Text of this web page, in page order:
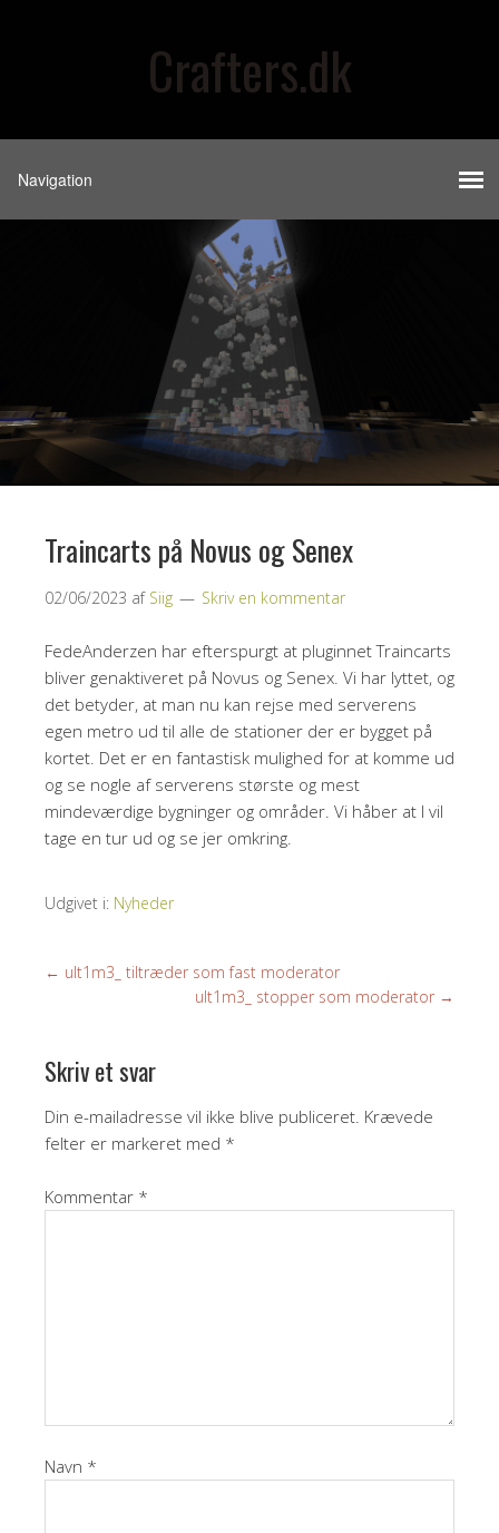
Crafters.dk
Traincarts på Novus og Senex
02/06/2023 af Siig Skriv en kommentar
FedeAnderzen har efterspurgt at pluginnet Traincarts
bliver genaktiveret på Novus og Senex. Vi har lyttet, og
det betyder, at man nu kan rejse med serverens
egen metro ud til alle de stationer der er bygget på
kortet. Det er en fantastisk mulighed for at komme ud
og se nogle af serverens største og mest
mindeværdige bygninger og områder. Vi håber at I vil
tage en tur ud og se jer omkring.
Udgivet i: Nyheder
← ult1m3_ tiltræder som fast moderator
ult1m3_ stopper som moderator →
Skriv et svar
Din e-mailadresse vil ikke blive publiceret. Krævede
felter er markeret med *
Kommentar *
Navn *